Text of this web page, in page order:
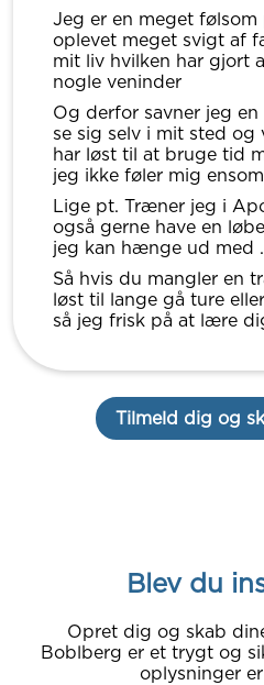
Jeg er en meget følsom
oplevet meget svigt af
mit liv hvilken har gjort
nogle veninder
Og derfor savner jeg
se sig selv i mit sted
har løst til at bruge tid
jeg ikke føler mig
Lige pt. Træner jeg i
også gerne have en
jeg kan hænge ud med .
Så hvis du mangler en
løst til lange gå ture
så jeg frisk på at lære
Tilmeld dig og
Blev du
Opret dig og skab
Boblberg er et trygt og
oplysninger